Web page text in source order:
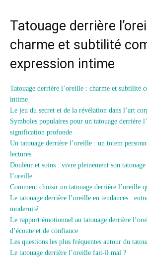
Tatouage derrière
charme et subtilité
expression intime
Tatouage derrière l’oreille : charme et subtilité
intime
Le jeu du secret et de la révélation dans l’art
Symboles populaires pour un tatouage derrière
signification profonde
Un tatouage derrière l’oreille : un totem
lectures
Douleur et soins : vivre pleinement son
l’oreille
Comment choisir un tatouage derrière l’oreille
Le tatouage derrière l’oreille en tendances :
modernité
Le rapport émotionnel au tatouage derrière
d’écoute et de confiance
Les questions les plus fréquentes autour du
Le tatouage derrière l’oreille fait-il mal ?